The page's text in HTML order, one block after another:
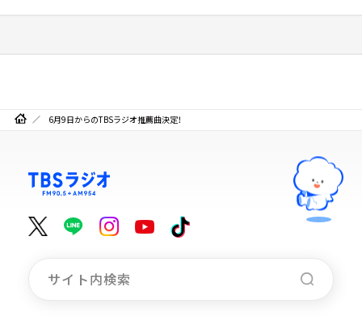
6月9日からのTBSラジオ推薦曲決定！